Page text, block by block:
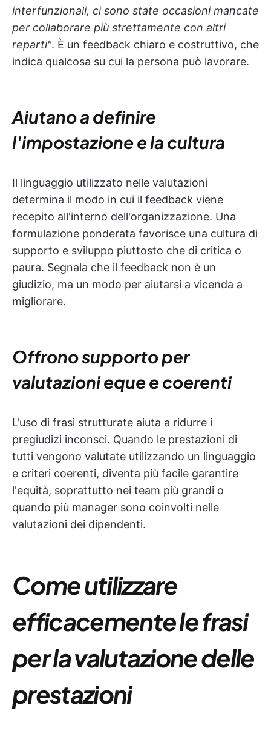
interfunzionali, ci sono state occasioni mancate
per collaborare più strettamente con altri
reparti". È un feedback chiaro e costruttivo, che
indica qualcosa su cui la persona può lavorare.
Aiutano a definire
l'impostazione e la cultura
Il linguaggio utilizzato nelle valutazioni
determina il modo in cui il feedback viene
recepito all'interno dell'organizzazione. Una
formulazione ponderata favorisce una cultura di
supporto e sviluppo piuttosto che di critica o
paura. Segnala che il feedback non è un
giudizio, ma un modo per aiutarsi a vicenda a
migliorare.
Offrono supporto per
valutazioni eque e coerenti
L'uso di frasi strutturate aiuta a ridurre i
pregiudizi inconsci. Quando le prestazioni di
tutti vengono valutate utilizzando un linguaggio
e criteri coerenti, diventa più facile garantire
l'equità, soprattutto nei team più grandi o
quando più manager sono coinvolti nelle
valutazioni dei dipendenti.
Come utilizzare
efficacemente le frasi
per la valutazione delle
prestazioni